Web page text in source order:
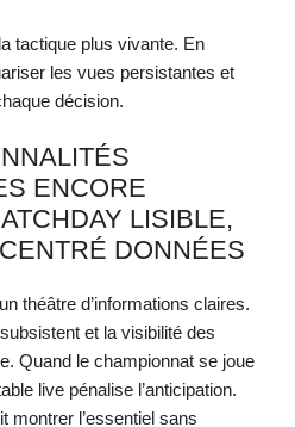
tactique plus vivante. En
les vues persistantes et
décision.
ENCORE
LISIBLE,
DONNÉES
théâtre d’informations claires.
et la visibilité des
Quand le championnat se joue
live pénalise l’anticipation.
montrer l’essentiel sans